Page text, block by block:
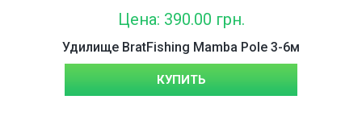
Цена: 390.00 грн.
Удилище BratFishing Mamba Pole 3-6м
КУПИТЬ